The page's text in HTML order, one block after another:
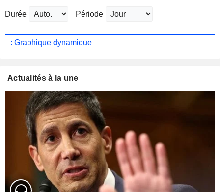
Durée Période
: Graphique dynamique
Actualités à la une